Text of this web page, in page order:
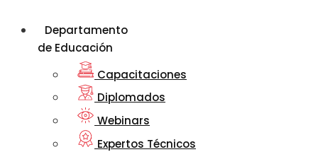
Departamento
de Educación
Capacitaciones
Diplomados
Webinars
Expertos Técnicos